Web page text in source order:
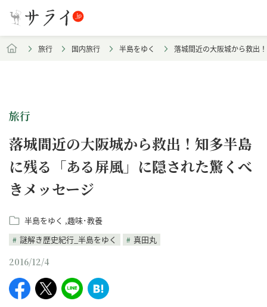
旅行 国内旅行 半島をゆく 落城間近の大阪城から救出
旅行
落城間近の大阪城から救出！知多半島
に残る「ある屏風」に隠された驚くべ
きメッセージ
半島をゆく 趣味･教養
謎解き歴史紀行_半島をゆく
真田丸
2016/12/4